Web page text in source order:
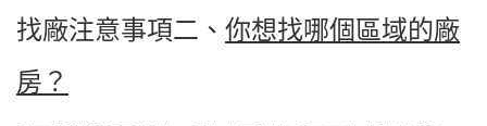
找廠注意事項二、 你想找哪個區域的廠
房？